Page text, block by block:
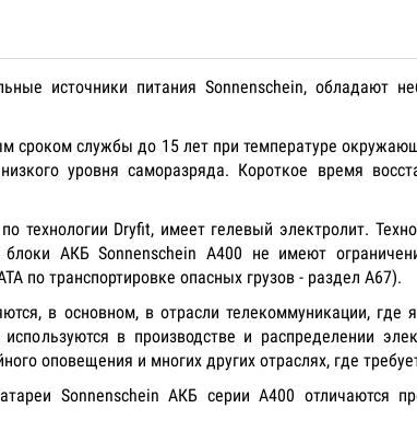
источники питания Sonnenschein, обладают
сроком службы до 15 лет при температуре
уровня саморазряда. Короткое время
Dryfit, имеет гелевый электролит.
АКБ Sonnenschein A400 не имеют
по транспортировке опасных грузов - раздел А67).
в основном, в отрасли телекоммуникации, где
в производстве и распределении
оповещения и многих других отраслях, где
Sonnenschein АКБ серии А400 отличаются